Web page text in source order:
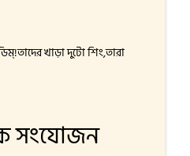
ডিম্!তাদের খাড়া দুটো শিং,তারা
সংযোজন